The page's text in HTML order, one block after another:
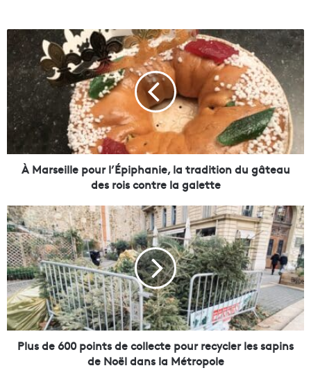
À
M
r
s
e
l
u
r
l
’
É
p
i
p
h
À Marseille pour l’Épiphanie, la tradition du gâteau
des rois contre la galette
P
l
u
s
d
e
6
0
0
Plus de 600 points de collecte pour recycler les sapins
de Noël dans la Métropole